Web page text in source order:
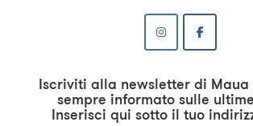
Iscriviti alla newsletter di
sempre informato sulle
Inserisci qui sotto il tuo